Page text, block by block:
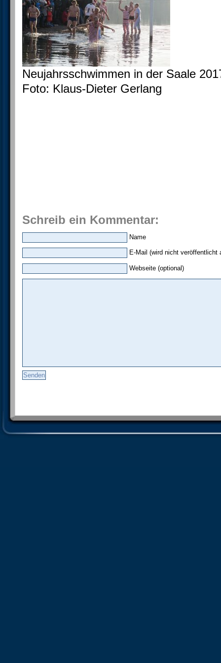
Neujahrsschwimmen in der Saale
Foto: Klaus-Dieter Gerlang
Schreib ein Kommentar:
Name
E-Mail (wird nicht veröffentlicht
Webseite (optional)